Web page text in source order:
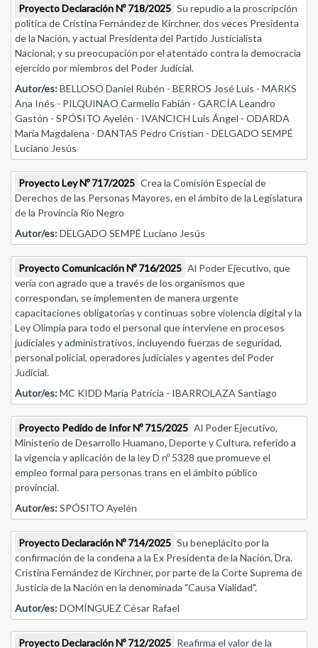
Proyecto Declaración Nº 718/2025 Su repudio a la proscripción
política de Cristina Fernández de Kirchner, dos veces Presidenta
de la Nación, y actual Presidenta del Partido Justicialista
Nacional; y su preocupación por el atentado contra la democracia
ejercido por miembros del Poder Judicial.
Autor/es:BELLOSO Daniel Rubén - BERROS José Luis - MARKS
Ana Inés - PILQUINAO Carmelio Fabián - GARCÍA Leandro
Gastón - SPÓSITO Ayelén - IVANCICH Luis Ángel - ODARDA
María Magdalena - DANTAS Pedro Cristian - DELGADO SEMPÉ
Luciano Jesús
Proyecto Ley Nº 717/2025 Crea la Comisión Especial de
Derechos de las Personas Mayores, en el ámbito de la Legislatura
de la Provincia Río Negro
Autor/es:DELGADO SEMPÉ Luciano Jesús
Proyecto Comunicación Nº 716/2025 Al Poder Ejecutivo, que
vería con agrado que a través de los organismos que
correspondan, se implementen de manera urgente
capacitaciones obligatorias y continuas sobre violencia digital y la
Ley Olimpia para todo el personal que interviene en procesos
judiciales y administrativos, incluyendo fuerzas de seguridad,
personal policial, operadores judiciales y agentes del Poder
Judicial.
Autor/es:MC KIDD María Patricia - IBARROLAZA Santiago
Proyecto Pedido de Infor Nº 715/2025 Al Poder Ejecutivo,
Ministerio de Desarrollo Huamano, Deporte y Cultura, referido a
la vigencia y aplicación de la ley D nº 5328 que promueve el
empleo formal para personas trans en el ámbito público
provincial.
Autor/es:SPÓSITO Ayelén
Proyecto Declaración Nº 714/2025 Su beneplácito por la
confirmación de la condena a la Ex Presidenta de la Nación, Dra.
Cristina Fernández de Kirchner, por parte de la Corte Suprema de
Justicia de la Nación en la denominada "Causa Vialidad".
Autor/es:DOMÍNGUEZ César Rafael
Proyecto Declaración Nº 712/2025 Reafirma el valor de la